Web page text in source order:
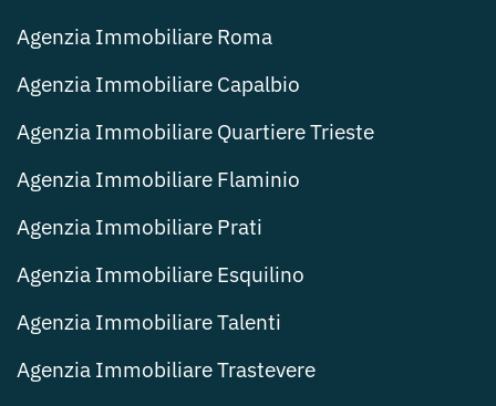
Agenzia Immobiliare Roma
Agenzia Immobiliare Capalbio
Agenzia Immobiliare Quartiere Trieste
Agenzia Immobiliare Flaminio
Agenzia Immobiliare Prati
Agenzia Immobiliare Esquilino
Agenzia Immobiliare Talenti
Agenzia Immobiliare Trastevere